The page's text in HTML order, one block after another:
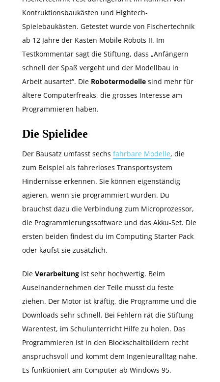
Kontruktionsbaukästen und Hightech-
Spielebaukästen. Getestet wurde von Fischertechnik
ab 12 Jahre der Kasten Mobile Robots II. Im
Testkommentar sagt die Stiftung, dass „Anfängern
schnell der Spaß vergeht und der Modellbau in
Arbeit ausartet“. Die Robotermodelle sind mehr für
ältere Computerfreaks, die grosses Interesse am
Programmieren haben.
Die Spielidee
Der Bausatz umfasst sechs fahrbare Modelle, die
zum Beispiel als fahrerloses Transportsystem
Hindernisse erkennen. Sie können eigenständig
agieren, wenn sie programmiert wurden. Du
brauchst dazu die Verbindung zum Microprozessor,
die Programmierungssoftware und das Akku-Set. Die
ersten beiden findest du im Computing Starter Pack
oder kaufst sie zusätzlich.
Die Verarbeitung ist sehr hochwertig. Beim
Auseinandernehmen der Teile musst du feste
ziehen. Der Motor ist kräftig, die Programme und die
Downloads sehr schnell. Bei Fehlern rät die Stiftung
Warentest, im Schulunterricht Hilfe zu holen. Das
Programmieren ist in den Blockschaltbildern recht
anspruchsvoll und kommt dem Ingenieuralltag nahe.
Es funktioniert am Computer ab Windows 95.